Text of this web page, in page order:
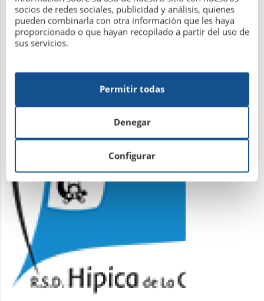
socios de redes sociales, publicidad y análisis, quienes
pueden combinarla con otra información que les haya
proporcionado o que hayan recopilado a partir del uso de
sus servicios.
Configurar
Denegar
Permitir todas